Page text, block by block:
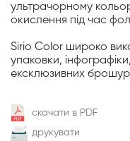
ультрачорному
окислення під час
Sirio Color широко
упаковки,
ексклюзивних
скачати в PDF
друкувати